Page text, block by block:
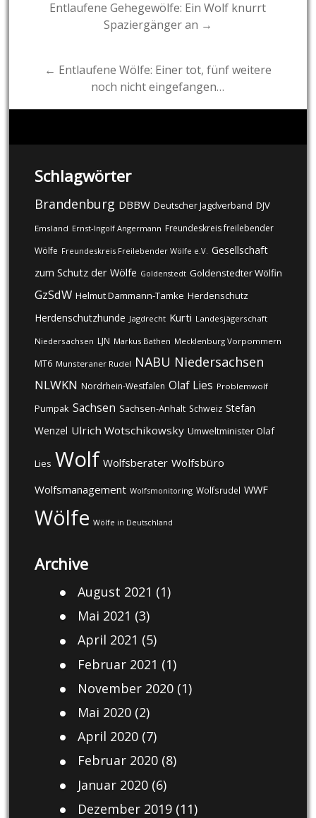
navigation
Entlaufene Gehegewölfe: Ein Wolf knurrt
Spaziergänger an →
← Entlaufene Wölfe: Einer tot, fünf weitere
noch nicht eingefangen…
Schlagwörter
Brandenburg DBBW Deutscher Jagdverband DJV
Emsland Ernst-Ingolf Angermann Freundeskreis freilebender
Wölfe Freundeskreis Freilebender Wölfe e.V. Gesellschaft
zum Schutz der Wölfe Goldenstedt Goldenstedter Wölfin
GzSdW Helmut Dammann-Tamke Herdenschutz
Herdenschutzhunde Jagdrecht Kurti Landesjägerschaft
Niedersachsen LJN Markus Bathen Mecklenburg Vorpommern
MT6 Munsteraner Rudel NABU Niedersachsen
NLWKN Nordrhein-Westfalen Olaf Lies Problemwolf
Pumpak Sachsen Sachsen-Anhalt Schweiz Stefan
Wenzel Ulrich Wotschikowsky Umweltminister Olaf
Lies Wolf Wolfsberater Wolfsbüro
Wolfsmanagement Wolfsmonitoring Wolfsrudel WWF
Wölfe Wölfe in Deutschland
Archive
August 2021 (1)
Mai 2021 (3)
April 2021 (5)
Februar 2021 (1)
November 2020(1)
Mai 2020(2)
April 2020(7)
Februar 2020(8)
Januar 2020(6)
Dezember 2019(11)